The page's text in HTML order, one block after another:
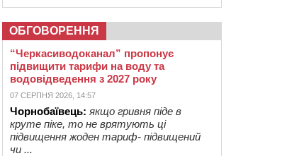
ОБГОВОРЕННЯ
“Черкасиводоканал” пропонує
підвищити тарифи на воду та
водовідведення з 2027 року
07 СЕРПНЯ 2026, 14:57
Чорнобаївець: якщо гривня піде в
круте піке, то не врятують ці
підвищення жоден тариф- підвищений
чи ...